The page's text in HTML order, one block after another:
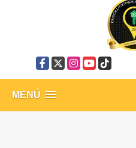
Facebook
X Instagram
YouTube
TikTok
MENÚ